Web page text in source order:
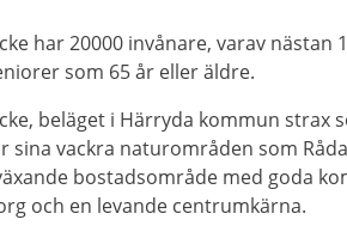
har 20000 invånare, varav nästan
som 65 år eller äldre.
beläget i Härryda kommun strax
sina vackra naturområden som
bostadsområde med goda
och en levande centrumkärna.